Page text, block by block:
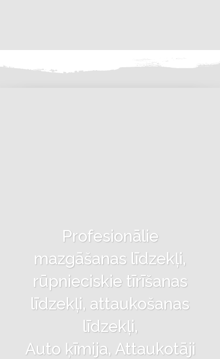
Profesionālie
mazgāšanas līdzekļi,
rūpnieciskie tīrīšanas
līdzekļi, attaukošanas
līdzekļi,
Auto ķīmija, Attaukotāji